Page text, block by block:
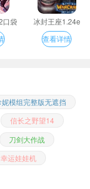
口袋
冰封王座1.24e
查看详情
模组完整版无遮挡
信长之野望14
刀剑大作战
幸运娃娃机